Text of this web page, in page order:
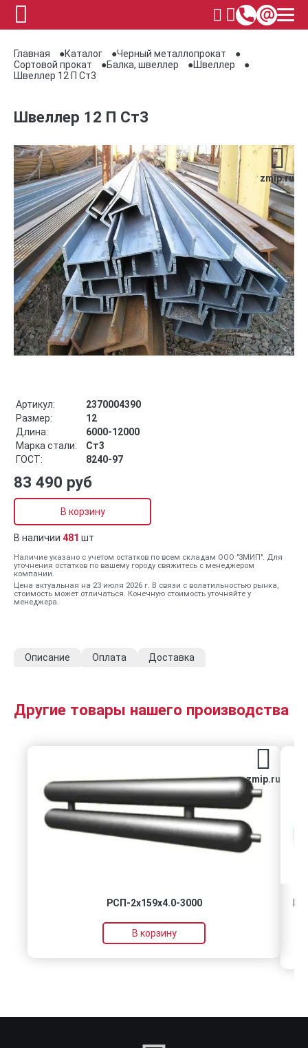
Главная Каталог
Черный металлопрокат
Сортовой прокат
Балка, швеллер
Швеллер
Швеллер 12 П Ст3
Швеллер 12 П Ст3
zmip.ru
Артикул:
2370004390
Размер:
12
Длина:
6000-12000
Марка стали:
Ст3
ГОСТ:
8240-97
83 490 руб
В корзину
В наличии 481 шт
Наличие указано с учетом остатков по всем складам ООО "ЗМИП". Для
уточнения остатков по вашему городу свяжитесь с менеджером
компании.
Цена актуальная на 23 июля 2026 г. В связи с волатильностью рынка,
стоимость может отличаться. Конечную стоимость уточняйте у
менеджера.
Описание Оплата Доставка
Другие товары нашего производства
zmip.ru
РСП-2x159x4.0-3000
В корзину